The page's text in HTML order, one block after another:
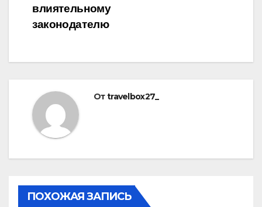
влиятельному
законодателю
Отtravelbox27_
ПОХОЖАЯ ЗАПИСЬ